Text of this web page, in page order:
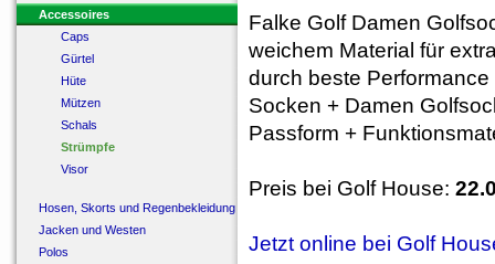
Accessoires
Caps
Gürtel
Hüte
Mützen
Schals
Strümpfe
Visor
Hosen, Skorts und Regenbekleidung
Jacken und Westen
Polos
Falke Golf Damen
weichem Material für
durch beste
Socken + Damen
Passform +
Preis bei Golf House:
Jetzt online bei Golf